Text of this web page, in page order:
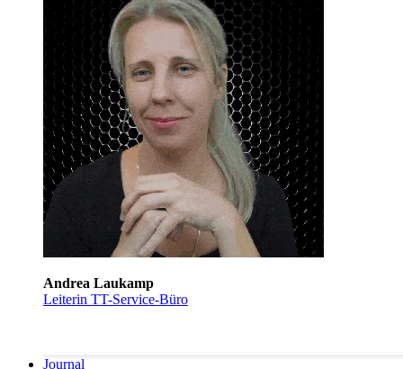
Andrea Laukamp
Leiterin TT-Service-Büro
Journal